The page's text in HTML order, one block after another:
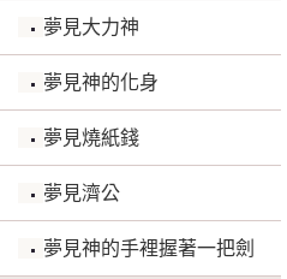
夢見大力神
夢見神的化身
夢見燒紙錢
夢見濟公
夢見神的手裡握著一把劍